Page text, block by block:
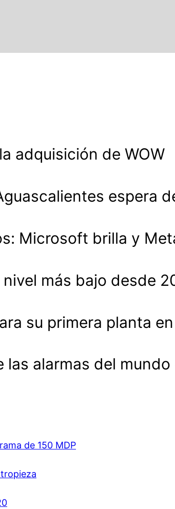
adquisición de WOW
espera
Microsoft brilla y
más bajo desde
su primera planta
alarmas del
de 150 MDP